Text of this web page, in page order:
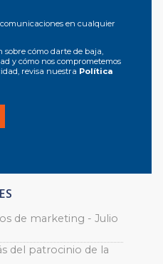
en cualquier
cómo darte de baja,
y cómo nos comprometemos
revisa nuestra Política
de marketing - Julio
del patrocinio de la